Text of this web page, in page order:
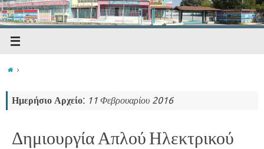
10ο Δημοτικό Σχολείο Κατερίνης
Ημερήσιο Αρχείο: 11 Φεβρουαρίου 2016
Δημιουργία Απλού Ηλεκτρικού